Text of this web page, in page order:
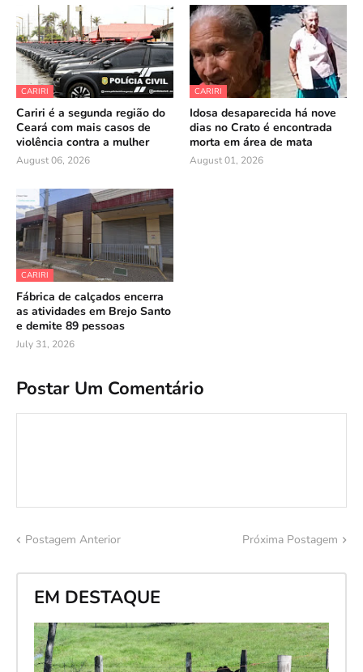
CARIRI
Cariri é a segunda região do
Ceará com mais casos de
violência contra a mulher
August 06, 2026
CARIRI
Idosa desaparecida há nove
dias no Crato é encontrada
morta em área de mata
August 01, 2026
CARIRI
Fábrica de calçados encerra
as atividades em Brejo Santo
e demite 89 pessoas
July 31, 2026
Postar Um Comentário
Postagem Anterior Próxima Postagem
EM DESTAQUE